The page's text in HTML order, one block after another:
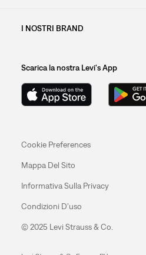
I NOSTRI BRAND
Scarica la nostra Levi's App
Cookie Preferences
Mappa Del Sito
Informativa Sulla Privacy
Condizioni D’uso
© 2025 Levi Strauss & Co.